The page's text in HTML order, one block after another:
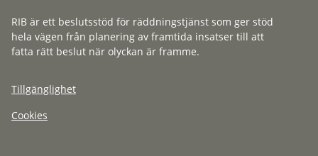
RIB är ett beslutsstöd för räddningstjänst som ger stöd
hela vägen från planering av framtida insatser till att
fatta rätt beslut när olyckan är framme.
Tillgänglighet
Cookies